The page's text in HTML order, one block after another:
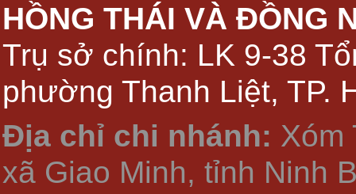
HỒNG THÁI VÀ ĐỒNG
Trụ sở chính: LK 9-38
phường Thanh Liệt, TP.
Địa chỉ chi nhánh: Xóm
xã Giao Minh, tỉnh Ninh